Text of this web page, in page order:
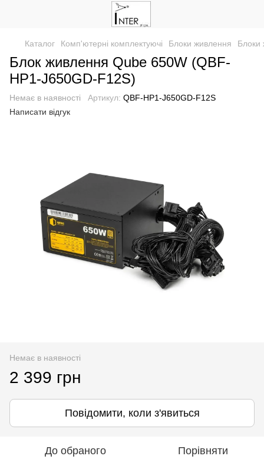
Каталог Комп'ютерні комплектуючі Блоки живлення Блоки
Блок живлення Qube 650W (QBF-
HP1-J650GD-F12S)
Немає в наявності Артикул: QBF-HP1-J650GD-F12S
Написати відгук
Немає в наявності
2 399 грн
Повідомити, коли з'явиться
До обраного Порівняти